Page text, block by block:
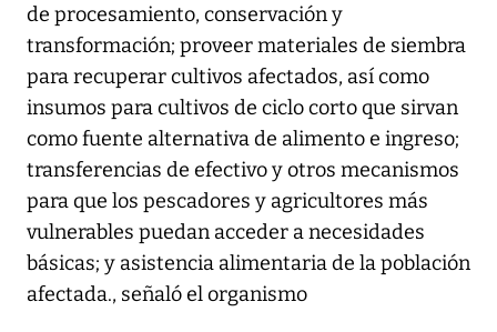
de procesamiento, conservación y
transformación; proveer materiales de siembra
para recuperar cultivos afectados, así como
insumos para cultivos de ciclo corto que sirvan
como fuente alternativa de alimento e ingreso;
transferencias de efectivo y otros mecanismos
para que los pescadores y agricultores más
vulnerables puedan acceder a necesidades
básicas; y asistencia alimentaria de la población
afectada., señaló el organismo